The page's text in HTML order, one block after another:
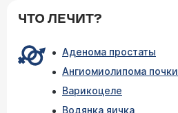
ЧТО ЛЕЧИТ?
Аденома простаты
Ангиомиолипома почки
Варикоцеле
Водянка яичка